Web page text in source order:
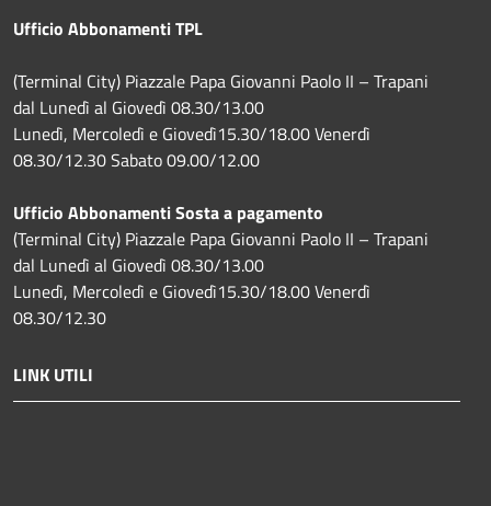
Ufficio Abbonamenti TPL
(Terminal City) Piazzale Papa Giovanni Paolo II – Trapani
dal Lunedì al Giovedì 08.30/13.00
Lunedì, Mercoledì e Giovedì15.30/18.00 Venerdì
08.30/12.30 Sabato 09.00/12.00
Ufficio Abbonamenti Sosta a pagamento
(Terminal City) Piazzale Papa Giovanni Paolo II – Trapani
dal Lunedì al Giovedì 08.30/13.00
Lunedì, Mercoledì e Giovedì15.30/18.00 Venerdì
08.30/12.30
LINK UTILI